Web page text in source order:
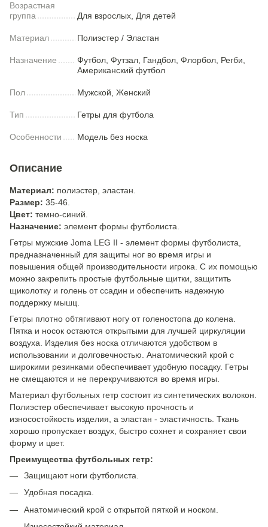
Возрастная
группа
Для взрослых, Для детей
Материал Полиэстер / Эластан
Назначение
Футбол, Футзал, Гандбол, Флорбол, Регби,
Американский футбол
Пол Мужской, Женский
Тип Гетры для футбола
Особенности Модель без носка
Описание
Материал: полиэстер, эластан.
Размер: 35-46.
Цвет: темно-синий.
Назначение: элемент формы футболиста.
Гетры мужские Joma LEG II - элемент формы футболиста,
предназначенный для защиты ног во время игры и
повышения общей производительности игрока. С их помощью
можно закрепить простые футбольные щитки, защитить
щиколотку и голень от ссадин и обеспечить надежную
поддержку мышц.
Гетры плотно обтягивают ногу от голеностопа до колена.
Пятка и носок остаются открытыми для лучшей циркуляции
воздуха. Изделия без носка отличаются удобством в
использовании и долговечностью. Анатомический крой с
широкими резинками обеспечивает удобную посадку. Гетры
не смещаются и не перекручиваются во время игры.
Материал футбольных гетр состоит из синтетических волокон.
Полиэстер обеспечивает высокую прочность и
износостойкость изделия, а эластан - эластичность. Ткань
хорошо пропускает воздух, быстро сохнет и сохраняет свои
форму и цвет.
Преимущества футбольных гетр:
Защищают ноги футболиста.
Удобная посадка.
Анатомический крой с открытой пяткой и носком.